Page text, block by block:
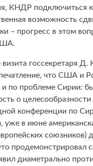
КНДР подключиться к
возможность
– прогресс в этом
визита госсекретаря Д.
что США и
по проблеме Сирии:
о целесообразности
конференции по
уже в июне
союзников)
продемонстрировал
диаметрально